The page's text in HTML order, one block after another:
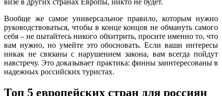
Вообще же самое универсальное правило, которым нужно
руководствоваться, чтобы в конце концов не обмануть самого
себя – не пытайтесь никого обхитрить, просите именно то, что
вам нужно, но умейте это обосновать. Если ваши интересы
никак не связаны с нарушением закона, вам всегда пойдут
навстречу. Это доказывает практика: финны заинтересованы в
надежных российских туристах.
Топ 5 европейских стран для россиян